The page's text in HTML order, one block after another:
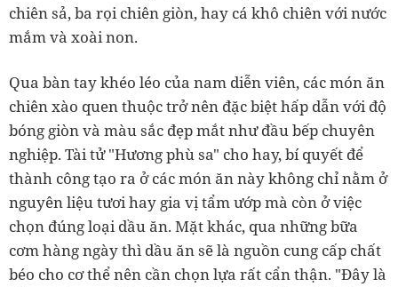
chiên sả, ba rọi chiên giòn, hay cá khô chiên với nước
mắm và xoài non.
Qua bàn tay khéo léo của nam diễn viên, các món ăn
chiên xào quen thuộc trở nên đặc biệt hấp dẫn với độ
bóng giòn và màu sắc đẹp mắt như đầu bếp chuyên
nghiệp. Tài tử "Hương phù sa" cho hay, bí quyết để
thành công tạo ra ở các món ăn này không chỉ nằm ở
nguyên liệu tươi hay gia vị tẩm ướp mà còn ở việc
chọn đúng loại dầu ăn. Mặt khác, qua những bữa
cơm hàng ngày thì dầu ăn sẽ là nguồn cung cấp chất
béo cho cơ thể nên cần chọn lựa rất cẩn thận. "Đây là